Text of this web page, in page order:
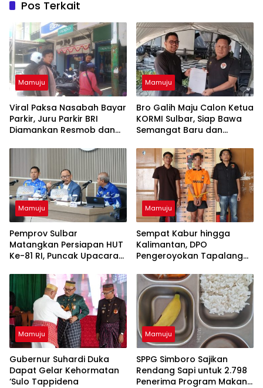
Pos Terkait
Mamuju
Viral Paksa Nasabah Bayar
Parkir, Juru Parkir BRI
Diamankan Resmob dan
Mamuju
Bro Galih Maju Calon Ketua
KORMI Sulbar, Siap Bawa
Semangat Baru dan
Tradisional
Mamuju
Pemprov Sulbar
Matangkan Persiapan HUT
Ke-81 RI, Puncak Upacara
Mamuju
Sempat Kabur hingga
Kalimantan, DPO
Pengeroyokan Tapalang
Serahkan Diri
Mamuju
Gubernur Suhardi Duka
Dapat Gelar Kehormatan
‘Sulo Tappidena
Mamuju
SPPG Simboro Sajikan
Rendang Sapi untuk 2.798
Penerima Program Makan